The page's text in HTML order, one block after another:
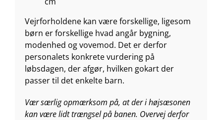
Vejrforholdene kan være forskellige, ligesom
børn er forskellige hvad angår bygning,
modenhed og vovemod. Det er derfor
personalets konkrete vurdering på
løbsdagen, der afgør, hvilken gokart der
passer til det enkelte barn.
Vær særlig opmærksom på, at der i højsæsonen
kan være lidt trængsel på banen. Overvej derfor